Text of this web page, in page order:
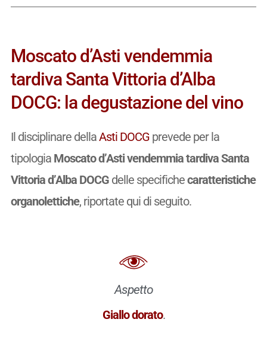
Moscato d’Asti vendemmia
tardiva Santa Vittoria d’Alba
DOCG: la degustazione del vino
Il disciplinare dellaAsti DOCGprevede per la
tipologia Moscato d’Asti vendemmia tardiva Santa
Vittoria d’Alba DOCGdelle specifichecaratteristiche
organolettiche, riportate qui di seguito.
Aspetto
Giallo dorato.